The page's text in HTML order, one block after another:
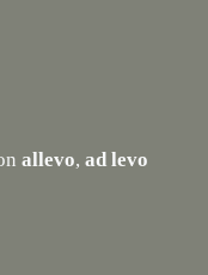
allevo, ad levo